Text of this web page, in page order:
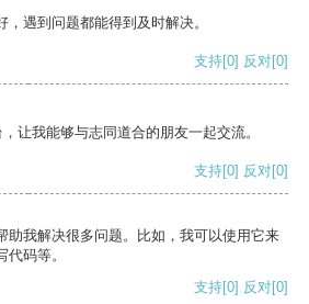
遇到问题都能得到及时解决。
支持[0] 反对[0]
让我能够与志同道合的朋友一起交流。
支持[0] 反对[0]
助我解决很多问题。比如，我可以使用它来
码等。
支持[0] 反对[0]